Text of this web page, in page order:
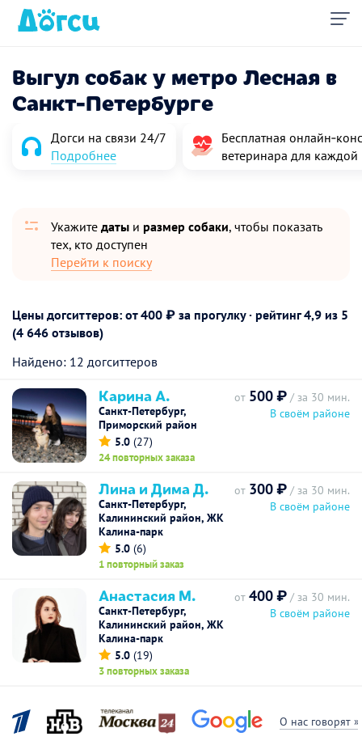
Выгул собак у метро Лесная в
Санкт-Петербурге
Догси на связи 24/7
Подробнее
Бесплатная
ветеринара для
Укажите даты и размер собаки, чтобы показать
тех, кто доступен
Перейти к поиску
Цены догситтеров: от 400 ₽ за прогулку · рейтинг4,9 из 5
(4 646 отзывов)
Найдено: 12 догситтеров
Карина А.
Санкт-Петербург,
Приморский район
5.0 (27)
24 повторных заказа
от 500 ₽ / за 30 мин.
В своём районе
Лина и Дима Д.
Санкт-Петербург,
Калининский район, ЖК
Калина-парк
5.0 (6)
1 повторный заказ
от 300 ₽ / за 30 мин.
В своём районе
Анастасия М.
Санкт-Петербург,
Калининский район, ЖК
Калина-парк
5.0 (19)
3 повторных заказа
от 400 ₽ / за 30 мин.
В своём районе
О нас говорят »